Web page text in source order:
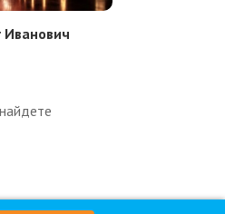
Иванович